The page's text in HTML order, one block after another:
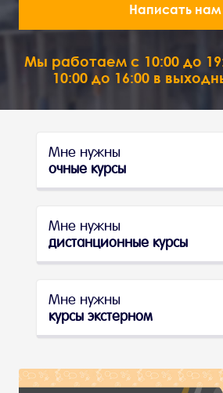
Написать нам
Мы работаем с 10:00 до
10:00 до 16:00 в
Мне нужны
очные курсы
Мне нужны
дистанционные курсы
Мне нужны
курсы экстерном